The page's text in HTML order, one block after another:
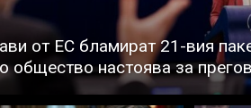
от ЕС бламират 21-вия
общество настоява за